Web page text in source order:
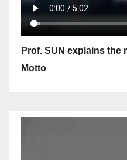
Prof. SUN explains the
Motto